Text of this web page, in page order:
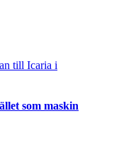
som maskin